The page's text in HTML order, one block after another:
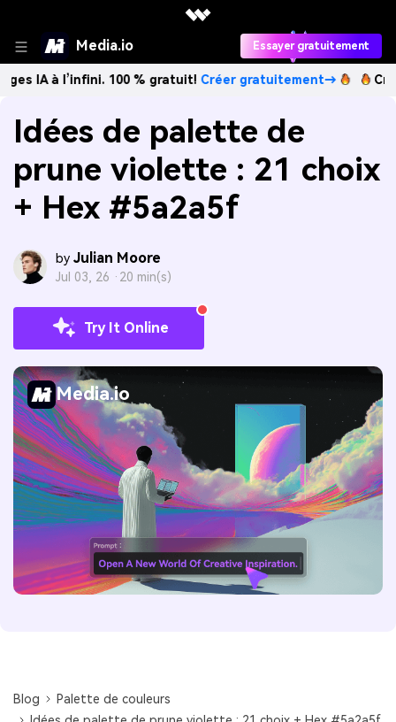
Media.io Essayer gratuitement
100 % gratuit!Créer gratuitement→ Créez des
Idées de palette de
prune violette : 21 choix
+ Hex #5a2a5f
by Julian Moore
Jul 03, 26 · 20 min(s)
Try It Online
Media.io
Blog
Palette de couleurs